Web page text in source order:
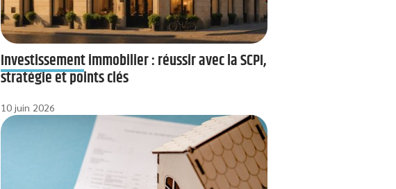
Investissement immobilier : réussir avec la SCPI,
stratégie et points clés
10 juin 2026